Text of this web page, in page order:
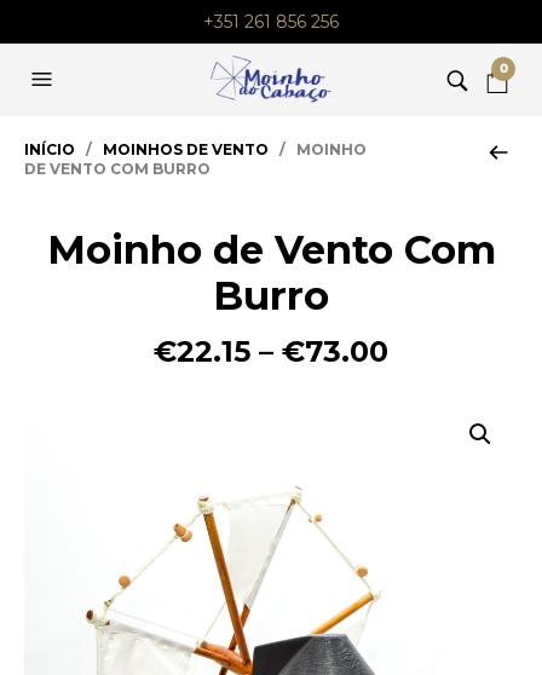
+351 261 856 256
0
INÍCIO / MOINHOS DE VENTO / MOINHO
DE VENTO COM BURRO
Moinho de Vento Com
Burro
€22.15 – €73.00
through